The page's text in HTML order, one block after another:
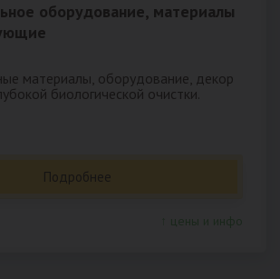
оборудование, материалы
материалы, оборудование, декор
биологической очистки.
Подробнее